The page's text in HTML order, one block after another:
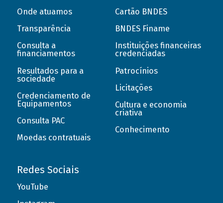
Onde atuamos
Transparência
Consulta a
financiamentos
Resultados para a
sociedade
Credenciamento de
Equipamentos
Consulta PAC
Moedas contratuais
Cartão BNDES
BNDES Finame
Instituições financeiras
credenciadas
Patrocínios
Licitações
Cultura e economia
criativa
Conhecimento
Redes Sociais
YouTube